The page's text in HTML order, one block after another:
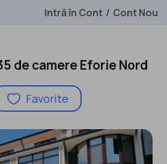
Intră în Cont / Cont Nou
de camere Eforie Nord
Favorite